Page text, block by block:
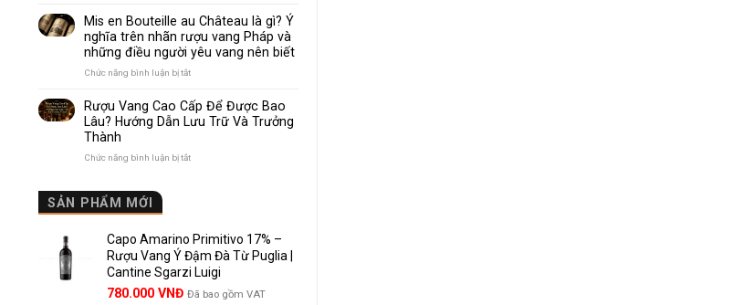
10
Điểm
So
Dễ
Cho
Người
Lalande
de
Pomerol:
nhau
và
chọn
đáng
giá?
Mis en Bouteille au Château là gì? Ý
nghĩa trên nhãn rượu vang Pháp và
những điều người yêu vang nên biết
Chức năng bình luận bị tắtở
en
Bouteille
au
rượu
vang
Pháp
và
những
Rượu Vang Cao Cấp Để Được Bao
Lâu? Hướng Dẫn Lưu Trữ Và Trưởng
Thành
Chức năng bình luận bị tắtở
Được
Bao
Lâu?
Hướng
Dẫn
SẢN PHẨM MỚI
Capo Amarino Primitivo 17% –
Rượu Vang Ý Đậm Đà Từ Puglia |
Cantine Sgarzi Luigi
Giá
780.000 VNĐGiá
Đã bao gồm VAT